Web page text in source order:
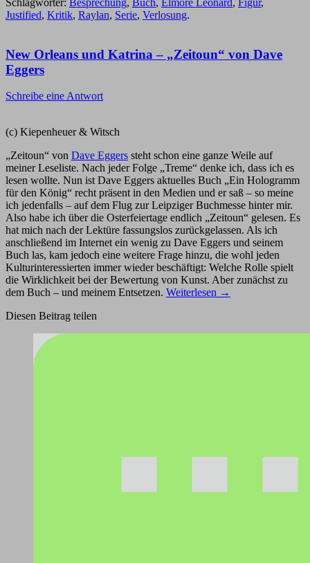
Schlagwörter: Besprechung, Buch, Elmore Leonard, Figur,
Justified, Kritik, Raylan, Serie, Verlosung.
New Orleans und Katrina – „Zeitoun“ von Dave
Eggers
Schreibe eine Antwort
(c) Kiepenheuer & Witsch
„Zeitoun“ von Dave Eggers steht schon eine ganze Weile auf
meiner Leseliste. Nach jeder Folge „Treme“ denke ich, dass ich es
lesen wollte. Nun ist Dave Eggers aktuelles Buch „Ein Hologramm
für den König“ recht präsent in den Medien und er saß – so meine
ich jedenfalls – auf dem Flug zur Leipziger Buchmesse hinter mir.
Also habe ich über die Osterfeiertage endlich „Zeitoun“ gelesen. Es
hat mich nach der Lektüre fassungslos zurückgelassen. Als ich
anschließend im Internet ein wenig zu Dave Eggers und seinem
Buch las, kam jedoch eine weitere Frage hinzu, die wohl jeden
Kulturinteressierten immer wieder beschäftigt: Welche Rolle spielt
die Wirklichkeit bei der Bewertung von Kunst. Aber zunächst zu
dem Buch – und meinem Entsetzen. Weiterlesen →
Diesen Beitrag teilen